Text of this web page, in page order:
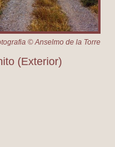
© Anselmo de la Torre
(Exterior)